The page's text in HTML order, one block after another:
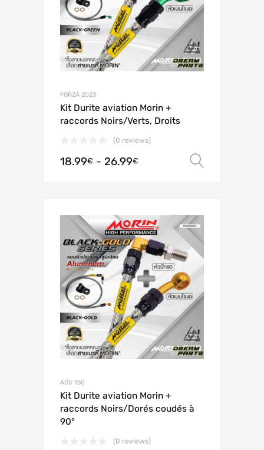
FORZA 2023
Kit Durite aviation Morin +
raccords Noirs/Verts, Droits
(0 reviews)
18.99€ - 26.99€
ADV 150
Kit Durite aviation Morin +
raccords Noirs/Dorés coudés à
90°
(0 reviews)